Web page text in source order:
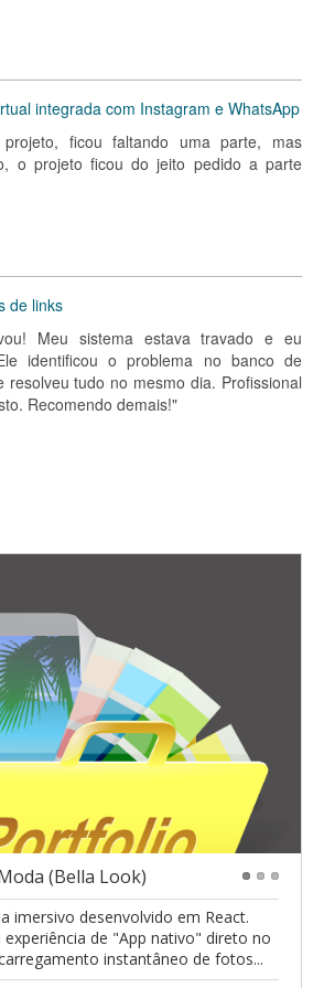
integrada com Instagram e WhatsApp
ficou faltando uma parte, mas
o projeto ficou do jeito pedido a parte
de links
Meu sistema estava travado e eu
identificou o problema no banco de
resolveu tudo no mesmo dia. Profissional
Recomendo demais!"
(Bella Look)
imersivo desenvolvido em React.
de "App nativo" direto no
instantâneo de fotos...